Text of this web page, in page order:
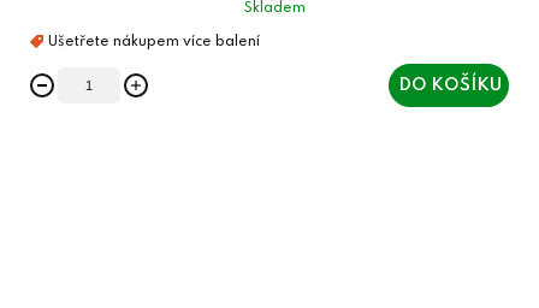
Skladem
DO KOŠÍKU